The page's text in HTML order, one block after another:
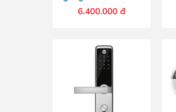
6.400.000 đ